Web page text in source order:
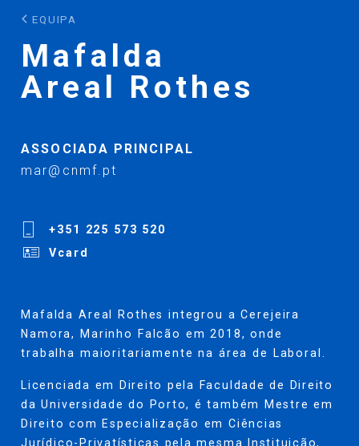
EQUIPA
Mafalda
Areal Rothes
ASSOCIADA PRINCIPAL
mar@cnmf.pt
+351 225 573 520
Vcard
Mafalda Areal Rothes integrou a Cerejeira
Namora, Marinho Falcão em 2018, onde
trabalha maioritariamente na área de Laboral.
Licenciada em Direito pela Faculdade de Direito
da Universidade do Porto, é também Mestre em
Direito com Especialização em Ciências
Jurídico-Privatísticas pela mesma Instituição,